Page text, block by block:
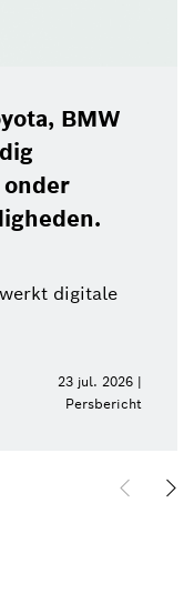
BMW
digitale
23 jul. 2026 |
Persbericht